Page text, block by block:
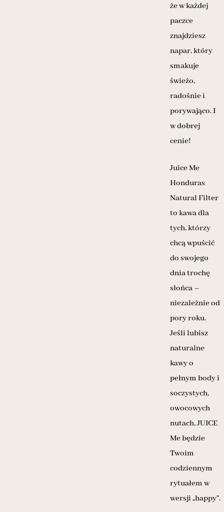
że w każdej
paczce
znajdziesz
napar, który
smakuje
świeżo,
radośnie i
porywająco. I
w dobrej
cenie!
Juice Me
Honduras
Natural Filter
to kawa dla
tych, którzy
chcą wpuścić
do swojego
dnia trochę
słońca –
niezależnie od
pory roku.
Jeśli lubisz
naturalne
kawy o
pełnym body i
soczystych,
owocowych
nutach, JUICE
Me będzie
Twoim
codziennym
rytuałem w
wersji „happy”.